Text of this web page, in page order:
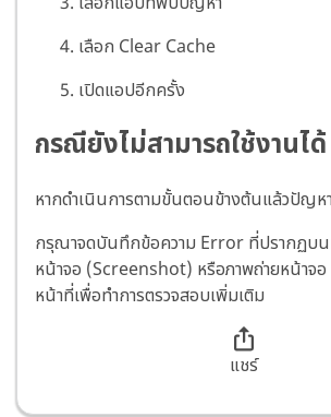
เลือก Clear Cache
เปิดแอปอีกครั้ง
กรณียังไม่สามารถใช้งานได้
หากดำเนินการตามขั้นตอนข้างต้นแล้วปัญห
กรุณาจดบันทึกข้อความ Error ที่ปรากฏบ
หน้าจอ (Screenshot) หรือภาพถ่ายหน้าจอ
หน้าที่เพื่อทำการตรวจสอบเพิ่มเติม
แชร์